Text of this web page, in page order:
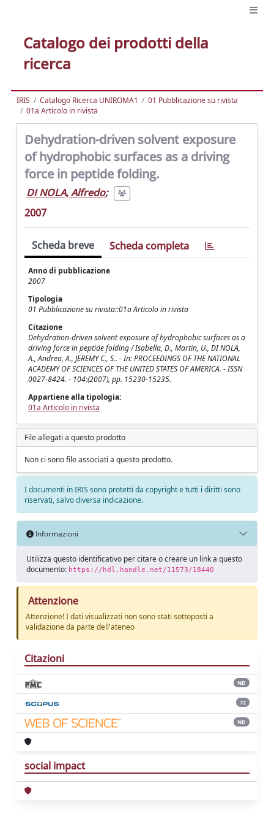
Catalogo dei prodotti della
ricerca
IRIS Catalogo Ricerca UNIROMA1
01 Pubblicazione su rivista
01a Articolo in rivista
Dehydration-driven solvent exposure
of hydrophobic surfaces as a driving
force in peptide folding.
DI NOLA, Alfredo;
2007
Scheda breve Scheda completa
Anno di pubblicazione
2007
Tipologia
01 Pubblicazione su rivista::01a Articolo in rivista
Citazione
Dehydration-driven solvent exposure of hydrophobic surfaces as a
driving force in peptide folding / Isabella, D., Martin, U., DI NOLA,
A., Andrea, A., JEREMY C., S.. - In: PROCEEDINGS OF THE NATIONAL
ACADEMY OF SCIENCES OF THE UNITED STATES OF AMERICA. - ISSN
0027-8424. - 104:(2007), pp. 15230-15235.
Appartiene alla tipologia:
01a Articolo in rivista
File allegati a questo prodotto
Non ci sono file associati a questo prodotto.
I documenti in IRIS sono protetti da copyright e tutti i diritti sono
riservati, salvo diversa indicazione.
Informazioni
Utilizza questo identificativo per citare o creare un link a questo
documento: https://hdl.handle.net/11573/18440
Attenzione
Attenzione! I dati visualizzati non sono stati sottoposti a
validazione da parte dell'ateneo
Citazioni
ND
72
ND
social impact